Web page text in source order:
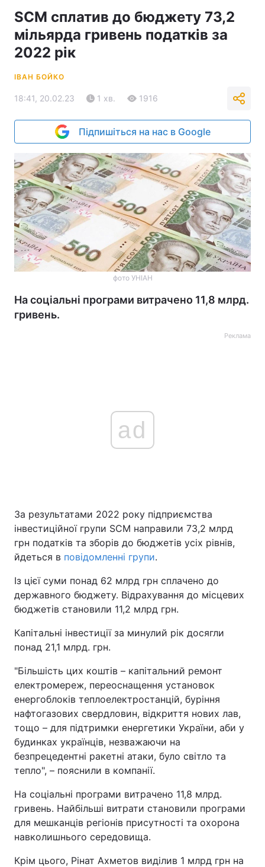
SCM сплатив до бюджету 73,2
мільярда гривень податків за
2022 рік
ІВАН БОЙКО
18:41, 20.02.23 1 хв. 1916
Підпишіться на нас в Google
фото УНІАН
На соціальні програми витрачено 11,8 млрд.
гривень.
Реклама
ad
За результатами 2022 року підприємства
інвестиційної групи SCM направили 73,2 млрд
грн податків та зборів до бюджетів усіх рівнів,
йдеться в повідомленні групи.
Із цієї суми понад 62 млрд грн сплачено до
державного бюджету. Відрахування до місцевих
бюджетів становили 11,2 млрд грн.
Капітальні інвестиції за минулий рік досягли
понад 21,1 млрд. грн.
"Більшість цих коштів – капітальний ремонт
електромереж, переоснащення установок
енергоблоків теплоелектростанцій, буріння
нафтогазових свердловин, відкриття нових лав,
тощо – для підтримки енергетики України, аби у
будинках українців, незважаючи на
безпрецедентні ракетні атаки, було світло та
тепло", – пояснили в компанії.
На соціальні програми витрачено 11,8 млрд.
гривень. Найбільші витрати становили програми
для мешканців регіонів присутності та охорона
навколишнього середовища.
Крім цього, Рінат Ахметов виділив 1 млрд грн на